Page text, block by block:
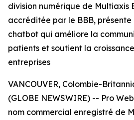
division numérique de Multiaxis
accréditée par le BBB, présente
chatbot qui améliore la
patients et soutient la
entreprises
VANCOUVER, Colombie-
(GLOBE NEWSWIRE) -- Pro
nom commercial enregistré de